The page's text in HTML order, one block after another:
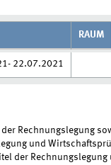
RAUM
22.07.2021
Rechnungslegung
und
der